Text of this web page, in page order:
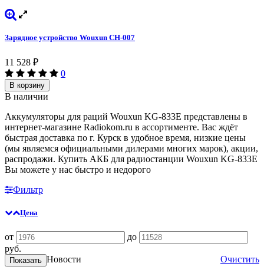
Зарядное устройство Wouxun CH-007
11 528 ₽
0
В корзину
В наличии
Аккумуляторы для раций Wouxun KG-833E представлены в
интернет-магазине Radiokom.ru в ассортименте. Вас ждёт
быстрая доставка по г. Курск в удобное время, низкие цены
(мы являемся официальными дилерами многих марок), акции,
распродажи. Купить АКБ для радиостанции Wouxun KG-833E
Вы можете у нас быстро и недорого
Фильтр
Цена
от
до
руб.
Очистить
Новости